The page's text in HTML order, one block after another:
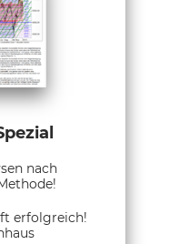
nach
erfolgreich!